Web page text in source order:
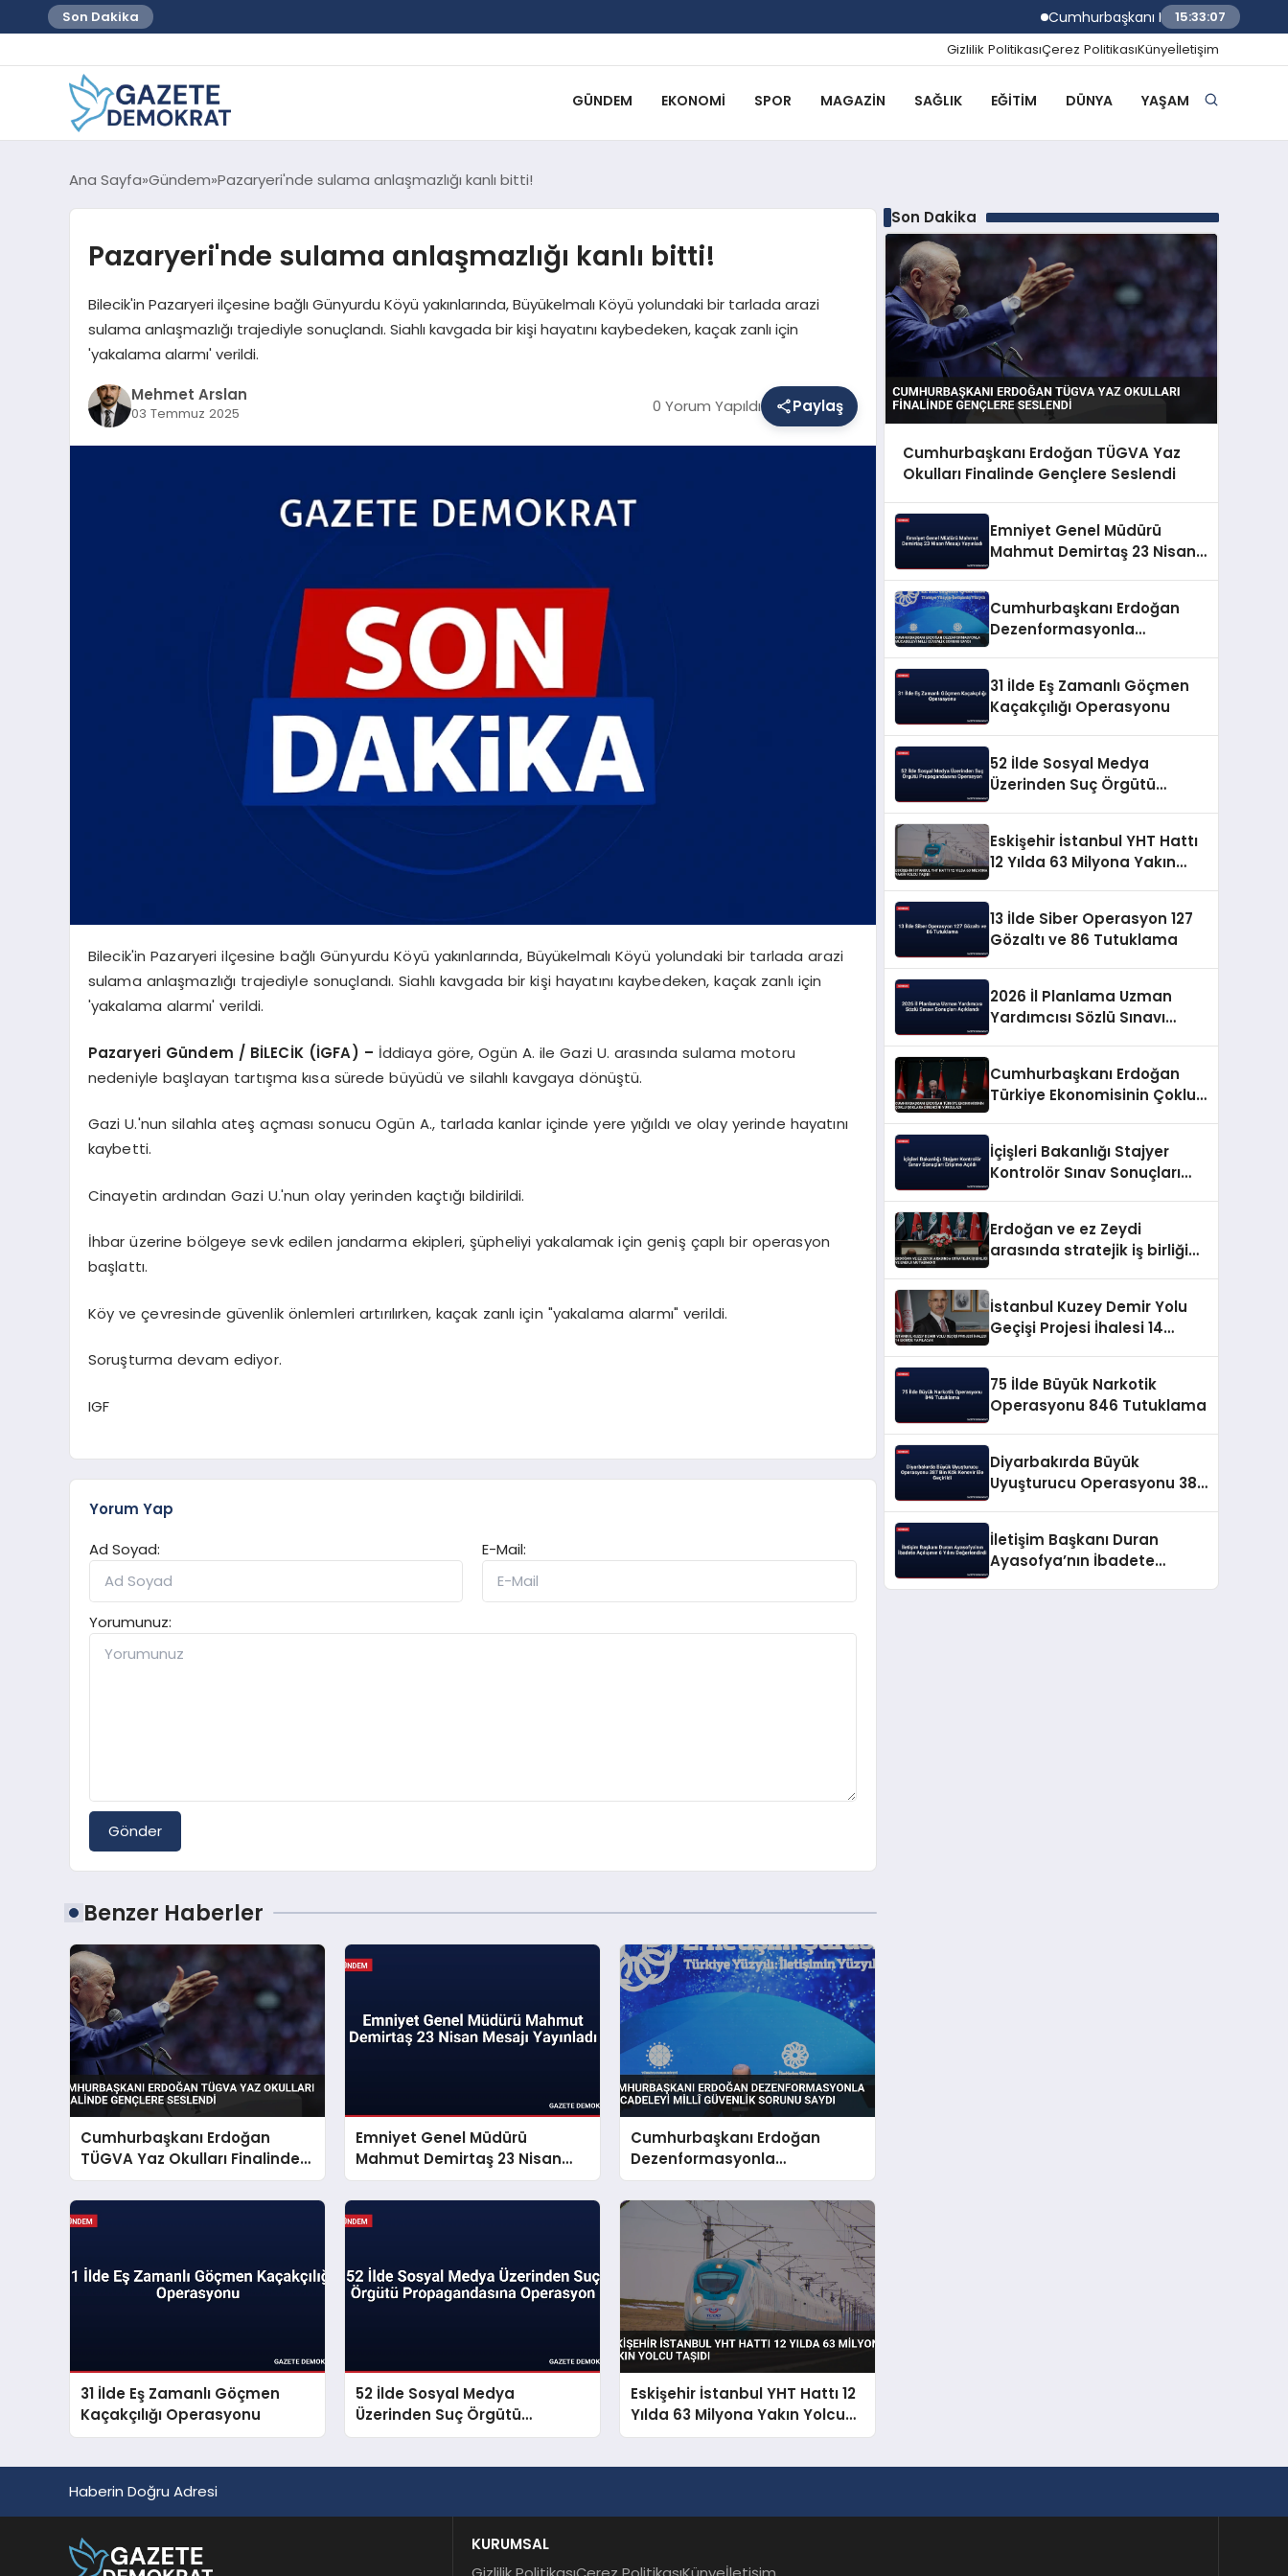
Son Dakika Cumhurbaşkanı Erdoğan TÜGVA Yaz
15:33:07
Gizlilik PolitikasıÇerez PolitikasıKünyeİletişim
GÜNDEM EKONOMI SPOR MAGAZIN SAĞLIK EĞITIM DÜNYA YAŞAM
Ana Sayfa Gündem Pazaryeri'nde sulama anlaşmazlığı kanlı bitti!
Pazaryeri'nde sulama anlaşmazlığı kanlı bitti!
Bilecik'in Pazaryeri ilçesine bağlı Günyurdu Köyü yakınlarında, Büyükelmalı Köyü yolundaki bir tarlada arazi
sulama anlaşmazlığı trajediyle sonuçlandı. Siahlı kavgada bir kişi hayatını kaybedeken, kaçak zanlı için
'yakalama alarmı' verildi.
Mehmet Arslan
03 Temmuz 2025 0 Yorum Yapıldı Paylaş
Bilecik'in Pazaryeri ilçesine bağlı Günyurdu Köyü yakınlarında, Büyükelmalı Köyü yolundaki bir tarlada arazi
sulama anlaşmazlığı trajediyle sonuçlandı. Siahlı kavgada bir kişi hayatını kaybedeken, kaçak zanlı için
'yakalama alarmı' verildi.
Pazaryeri Gündem / BİLECİK (İGFA) – İddiaya göre, Ogün A. ile Gazi U. arasında sulama motoru
nedeniyle başlayan tartışma kısa sürede büyüdü ve silahlı kavgaya dönüştü.
Gazi U.'nun silahla ateş açması sonucu Ogün A., tarlada kanlar içinde yere yığıldı ve olay yerinde hayatını
kaybetti.
Cinayetin ardından Gazi U.'nun olay yerinden kaçtığı bildirildi.
İhbar üzerine bölgeye sevk edilen jandarma ekipleri, şüpheliyi yakalamak için geniş çaplı bir operasyon
başlattı.
Köy ve çevresinde güvenlik önlemleri artırılırken, kaçak zanlı için "yakalama alarmı" verildi.
Soruşturma devam ediyor.
IGF
Yorum Yap
Ad Soyad:
E-Mail:
Yorumunuz:
Gönder
Benzer Haberler
Cumhurbaşkanı Erdoğan
TÜGVA Yaz Okulları Finalinde
Gençlere Seslendi
Emniyet Genel Müdürü
Mahmut Demirtaş 23 Nisan
Mesajı Yayınladı
Cumhurbaşkanı Erdoğan
Dezenformasyonla
Mücadeleyi Millî Güvenlik
Sorunu Saydı
31 İlde Eş Zamanlı Göçmen
Kaçakçılığı Operasyonu
52 İlde Sosyal Medya
Üzerinden Suç Örgütü
Propagandasına Operasyon
Eskişehir İstanbul YHT Hattı 12
Yılda 63 Milyona Yakın Yolcu
Taşıdı
Son Dakika
Cumhurbaşkanı Erdoğan TÜGVA Yaz
Okulları Finalinde Gençlere Seslendi
Emniyet Genel Müdürü
Mahmut Demirtaş 23 Nisan
Cumhurbaşkanı Erdoğan
Dezenformasyonla
31 İlde Eş Zamanlı Göçmen
Kaçakçılığı Operasyonu
52 İlde Sosyal Medya
Üzerinden Suç Örgütü
Eskişehir İstanbul YHT Hattı
12 Yılda 63 Milyona Yakın
13 İlde Siber Operasyon 127
Gözaltı ve 86 Tutuklama
2026 İl Planlama Uzman
Yardımcısı Sözlü Sınavı
Cumhurbaşkanı Erdoğan
Türkiye Ekonomisinin Çoklu
İçişleri Bakanlığı Stajyer
Kontrolör Sınav Sonuçları
Erdoğan ve ez Zeydi
arasında stratejik iş birliği
İstanbul Kuzey Demir Yolu
Geçişi Projesi İhalesi 14
75 İlde Büyük Narkotik
Operasyonu 846 Tutuklama
Diyarbakırda Büyük
Uyuşturucu Operasyonu 387
İletişim Başkanı Duran
Ayasofya’nın İbadete
Haberin Doğru Adresi
KURUMSAL